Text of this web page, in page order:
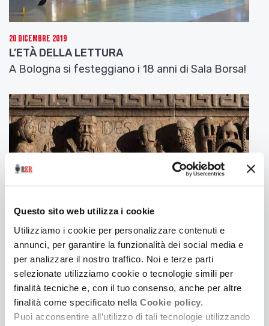
Questo sito web utilizza i cookie
Utilizziamo i cookie per personalizzare contenuti e
annunci, per garantire la funzionalità dei social media e
per analizzare il nostro traffico. Noi e terze parti
selezionate utilizziamo cookie o tecnologie simili per
finalità tecniche e, con il tuo consenso, anche per altre
finalità come specificato nella Cookie policy.
Puoi acconsentire all’utilizzo di tali tecnologie utilizzando
20 Dicembre 2019
L’ETÀ DELLA LETTURA
A Bologna si festeggiano i 18 anni di Sala Borsa!
12 Dicembre 2019
UN TESORO DI ARCHITETTURE E DI CAMMINI
Firmata la convenzione tra la Regione e la
Conferenza Episcopale dell'Emilia-Romagna per la
promozione e la valorizzazione del turismo e del